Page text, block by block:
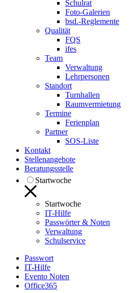
Schulrat
Foto-Galerien
bsd.-Reglemente
Qualität
FQS
ifes
Team
Verwaltung
Lehrpersonen
Standort
Turnhallen
Raumvermietung
Termine
Ferienplan
Partner
SOS-Liste
Kontakt
Stellenangebote
Beratungsstelle
Startwoche
Startwoche
IT-Hilfe
Passwörter & Noten
Verwaltung
Schulservice
Passwort
IT-Hilfe
Evento Noten
Office365